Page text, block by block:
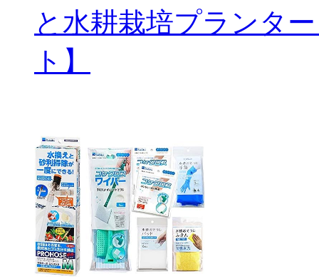
と水耕栽培プランタ
ト】